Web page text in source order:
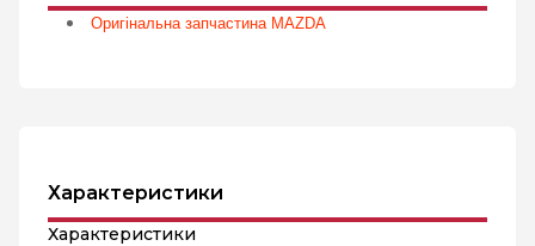
Оригінальна запчастина MAZDA
Характеристики
Характеристики